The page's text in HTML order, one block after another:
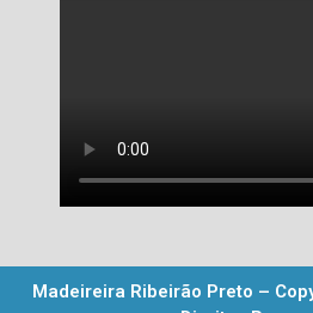
Madeireira Ribeirão Preto –